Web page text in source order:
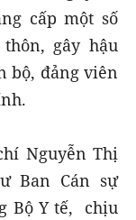
cấp một số
gây hậu
bộ, đảng viên
Nguyễn Thị
Ban Cán sự
Bộ Y tế, chịu